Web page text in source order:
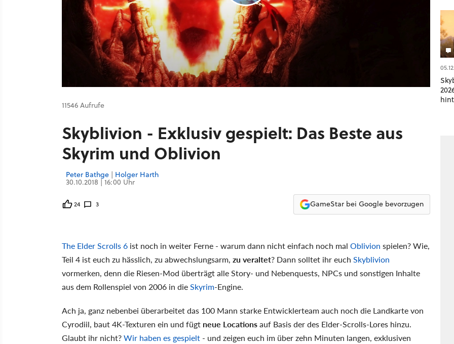
11546 Aufrufe
Skyblivion - Exklusiv gespielt: Das Beste aus
Skyrim und Oblivion
Peter Bathge | Holger Harth
30.10.2018 | 16:00 Uhr
24 3 GameStar bei Google bevorzugen
The Elder Scrolls 6 ist noch in weiter Ferne - warum dann nicht einfach noch mal Oblivion spielen? Wie,
Teil 4 ist euch zu hässlich, zu abwechslungsarm, zu veraltet? Dann solltet ihr euch Skyblivion
vormerken, denn die Riesen-Mod überträgt alle Story- und Nebenquests, NPCs und sonstigen Inhalte
aus dem Rollenspiel von 2006 in dieSkyrim-Engine.
Ach ja, ganz nebenbei überarbeitet das 100 Mann starke Entwicklerteam auch noch die Landkarte von
Cyrodiil, baut 4K-Texturen ein und fügt neue Locationsauf Basis der des Elder-Scrolls-Lores hinzu.
Glaubt ihr nicht?Wir haben es gespielt - und zeigen euch im über zehn Minuten langen, exklusiven